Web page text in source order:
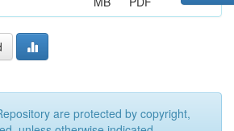
are protected by copyright,